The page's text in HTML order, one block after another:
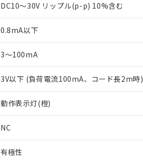
DC10～30V リップル(p-p) 10%含む
0.8mA以下
3～100mA
3V以下 (負荷電流100mA、コード長2m時)
動作表示灯(橙)
NC
有極性
ご利用条件
※1 対応状況